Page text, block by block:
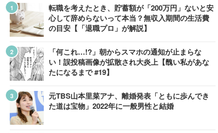
転職を考えたとき、貯蓄額が「200万円」ないと安
心して辞めらないって本当？無収入期間の生活費
の目安【「退職プロ」が解説】
「何これ…!?」朝からスマホの通知が止まらな
い！誤投稿画像が拡散され大炎上【醜い私があな
たになるまで #19】
元TBS山本里菜アナ、離婚発表「ともに歩んでき
た道は宝物」2022年に一般男性と結婚